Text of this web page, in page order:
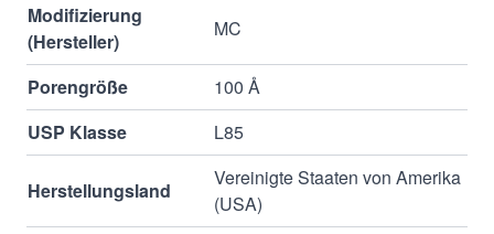
Modifizierung
(Hersteller)
MC
Porengröße
100 Å
USP Klasse
L85
Herstellungsland
Vereinigte Staaten von Amerika
(USA)